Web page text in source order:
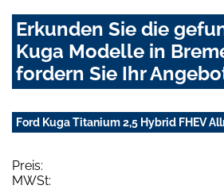
Erkunden Sie die
Kuga Modelle in
fordern Sie Ihr
Ford Kuga Titanium 2,5 Hybrid FHEV
Preis:
MWSt: